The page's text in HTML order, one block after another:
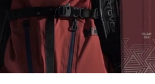
SLAP 104
LITE